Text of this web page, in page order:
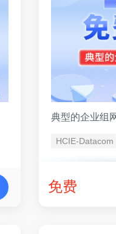
典型的企业组
HCIE-Datacom
免费